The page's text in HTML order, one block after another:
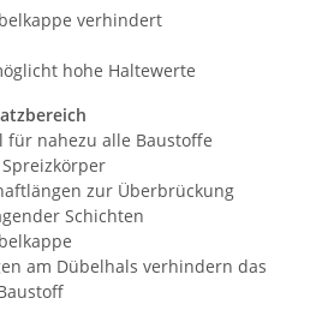
verhindert
hohe Haltewerte
für nahezu alle Baustoffe
zur Überbrückung
Schichten
am Dübelhals verhindern das